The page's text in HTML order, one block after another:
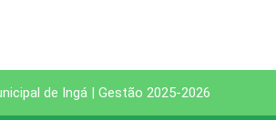
de Ingá | Gestão 2025-2026